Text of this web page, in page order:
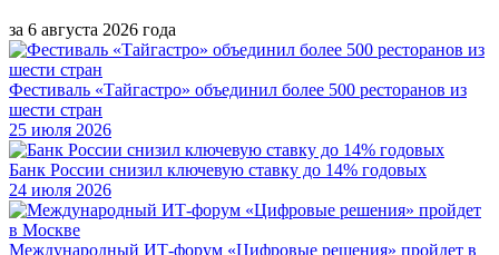
за 6 августа 2026 года
Фестиваль «Тайгастро» объединил более 500 ресторанов из
шести стран
25 июля 2026
Банк России снизил ключевую ставку до 14% годовых
24 июля 2026
Международный ИТ-форум «Цифровые решения» пройдет в